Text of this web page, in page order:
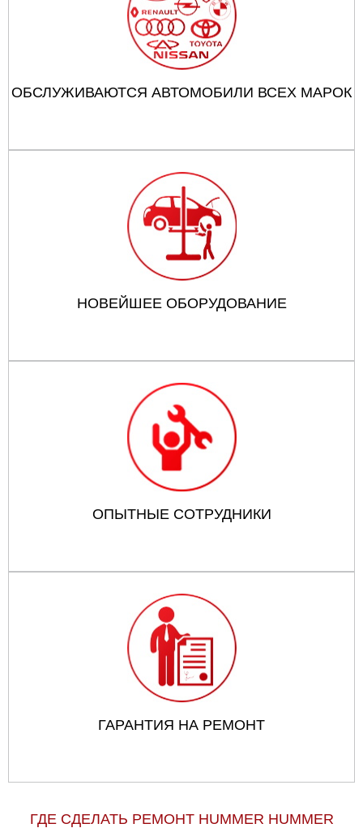
ОБСЛУЖИВАЮТСЯ АВТОМОБИЛИ ВСЕХ МАРОК
НОВЕЙШЕЕ ОБОРУДОВАНИЕ
ОПЫТНЫЕ СОТРУДНИКИ
ГАРАНТИЯ НА РЕМОНТ
ГДЕ СДЕЛАТЬ РЕМОНТ HUMMER HUMMER